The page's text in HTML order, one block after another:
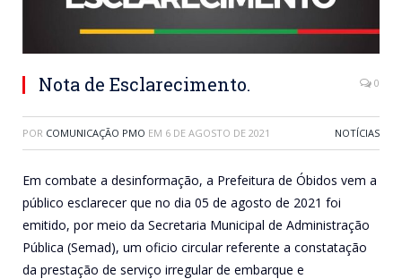
Nota de Esclarecimento. 0
POR COMUNICAÇÃO PMO EM 6 DE AGOSTO DE 2021 NOTÍCIAS
Em combate a desinformação, a Prefeitura de Óbidos vem a
público esclarecer que no dia 05 de agosto de 2021 foi
emitido, por meio da Secretaria Municipal de Administração
Pública (Semad), um oficio circular referente a constatação
da prestação de serviço irregular de embarque e